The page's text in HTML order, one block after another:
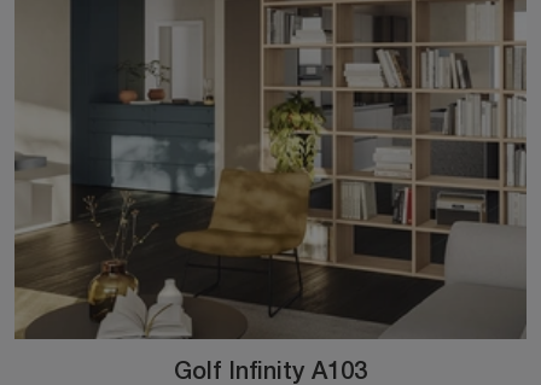
Golf Infinity A103